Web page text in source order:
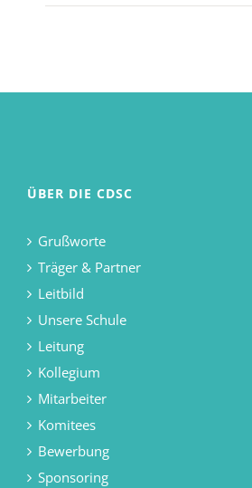
ÜBER DIE CDSC
Grußworte
Träger & Partner
Leitbild
Unsere Schule
Leitung
Kollegium
Mitarbeiter
Komitees
Bewerbung
Sponsoring